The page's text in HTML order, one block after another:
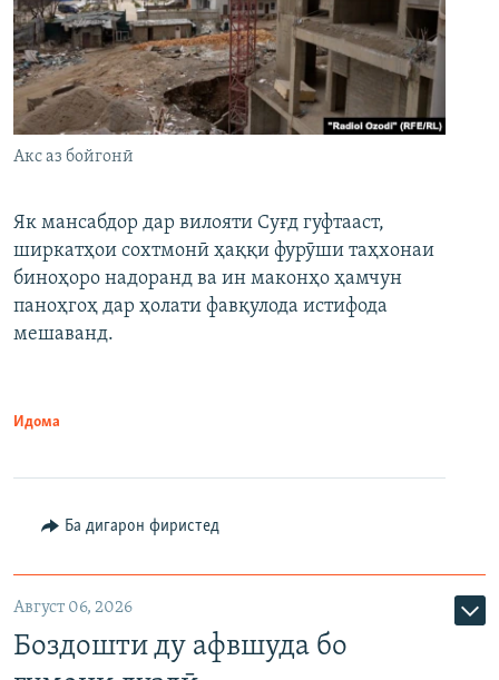
Акс аз бойгонӣ
Як мансабдор дар вилояти Суғд гуфтааст,
ширкатҳои сохтмонӣ ҳаққи фурӯши таҳхонаи
биноҳоро надоранд ва ин маконҳо ҳамчун
паноҳгоҳ дар ҳолати фавқулода истифода
мешаванд.
Идома
Ба дигарон фиристед
Август 06, 2026
Боздошти ду афвшуда бо